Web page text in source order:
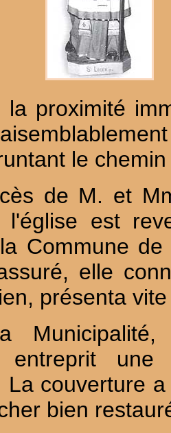
proximité
le
de M. et
l'église est
Commune
elle
présenta
entreprit
La couverture
bien